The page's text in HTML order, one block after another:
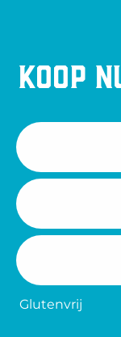
Koop
Glutenvrij